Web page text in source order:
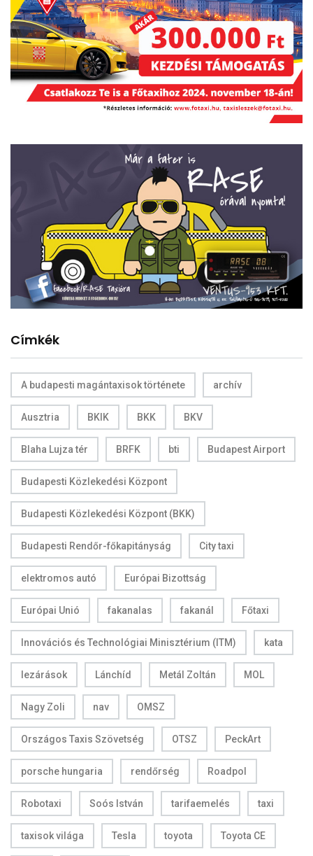
Címkék
A budapesti magántaxisok története archív
Ausztria BKIK BKK BKV
Blaha Lujza tér BRFK bti Budapest Airport
Budapesti Közlekedési Központ
Budapesti Közlekedési Központ (BKK)
Budapesti Rendőr-főkapitányság City taxi
elektromos autó Európai Bizottság
Európai Unió fakanalas fakanál Főtaxi
Innovációs és Technológiai Minisztérium (ITM) kata
lezárások Lánchíd Metál Zoltán MOL
Nagy Zoli nav OMSZ
Országos Taxis Szövetség OTSZ PeckArt
porsche hungaria rendőrség Roadpol
Robotaxi Soós István tarifaemelés taxi
taxisok világa Tesla toyota Toyota CE